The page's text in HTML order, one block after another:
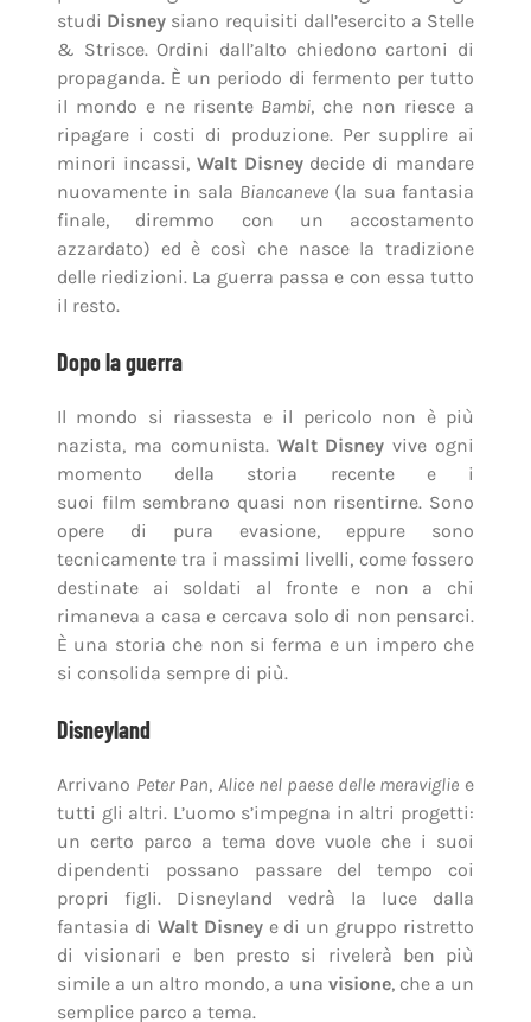
finale, diremmo con un accostamento
azzardato) ed è così che nasce la tradizione
delle riedizioni. La guerra passa e con essa tutto
il resto.
Dopo la guerra
Il mondo si riassesta e il pericolo non è più
nazista, ma comunista.
Walt Disney vive ogni
momento della storia recente e i
suoi film sembrano quasi non risentirne. Sono
tecnicamente tra i massimi livelli, come fossero
destinate ai soldati al fronte e non a chi
rimaneva a casa e cercava solo di non pensarci.
È una storia che non si ferma e un impero che
si consolida sempre di più.
Disneyland
Arrivano Peter Pan , Alice nel paese delle meravigliee
tutti gli altri. L’uomo s’impegna in altri progetti:
un certo parco a tema dove vuole che i suoi
dipendenti possano passare del tempo coi
propri figli. Disneyland vedrà la luce dalla
fantasia di
di visionari e ben presto si rivelerà ben più
simile a un altro mondo, a unavisione, che a un
semplice parco a tema.